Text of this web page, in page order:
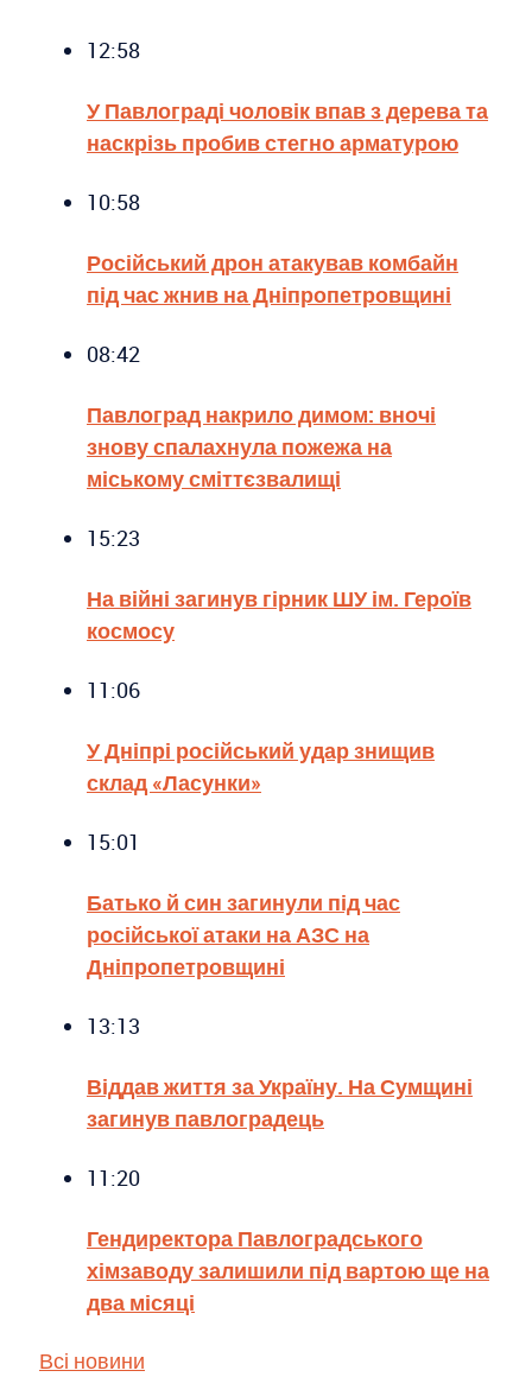
12:58
У Павлограді чоловік впав з дерева та
наскрізь пробив стегно арматурою
10:58
Російський дрон атакував комбайн
під час жнив на Дніпропетровщині
08:42
Павлоград накрило димом: вночі
знову спалахнула пожежа на
міському сміттєзвалищі
15:23
На війні загинув гірник ШУ ім. Героїв
космосу
11:06
У Дніпрі російський удар знищив
склад «Ласунки»
15:01
Батько й син загинули під час
російської атаки на АЗС на
Дніпропетровщині
13:13
Віддав життя за Україну. На Сумщині
загинув павлоградець
11:20
Гендиректора Павлоградського
хімзаводу залишили під вартою ще на
два місяці
Всі новини